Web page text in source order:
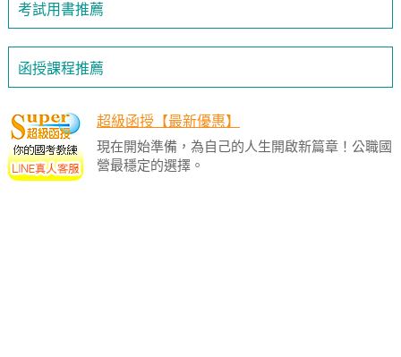
考試用書推薦
函授課程推薦
超級函授【最新優惠】
現在開始準備，為自己的人生開啟新篇章！公職國
營最穩定的選擇。